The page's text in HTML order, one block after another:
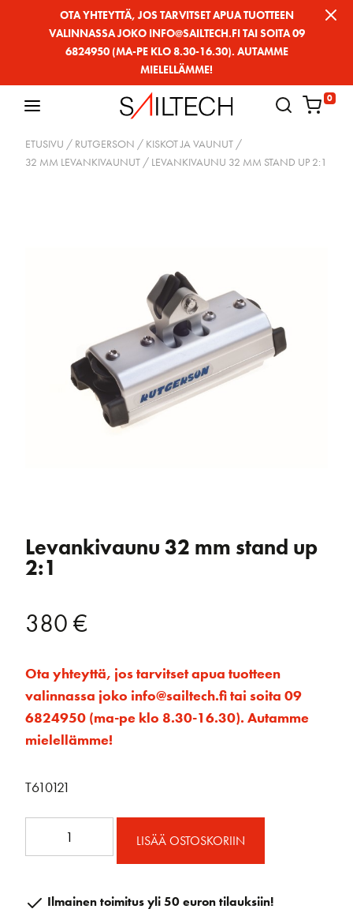
OTA YHTEYTTÄ, JOS TARVITSET APUA TUOTTEEN
VALINNASSA JOKO INFO@SAILTECH.FI TAI SOITA 09
6824950 (MA-PE KLO 8.30-16.30). AUTAMME
MIELELLÄMME!
0
ETUSIVU / RUTGERSON / KISKOT JA VAUNUT /
32 MM LEVANKIVAUNUT / LEVANKIVAUNU 32 MM STAND UP 2:1
Levankivaunu 32 mm stand up
2:1
380€
Ota yhteyttä, jos tarvitset apua tuotteen
valinnassa joko info@sailtech.fi tai soita 09
6824950 (ma-pe klo 8.30-16.30). Autamme
mielellämme!
T610121
stand
LISÄÄ OSTOSKORIIN
Ilmainen toimitus yli 50 euron tilauksiin!